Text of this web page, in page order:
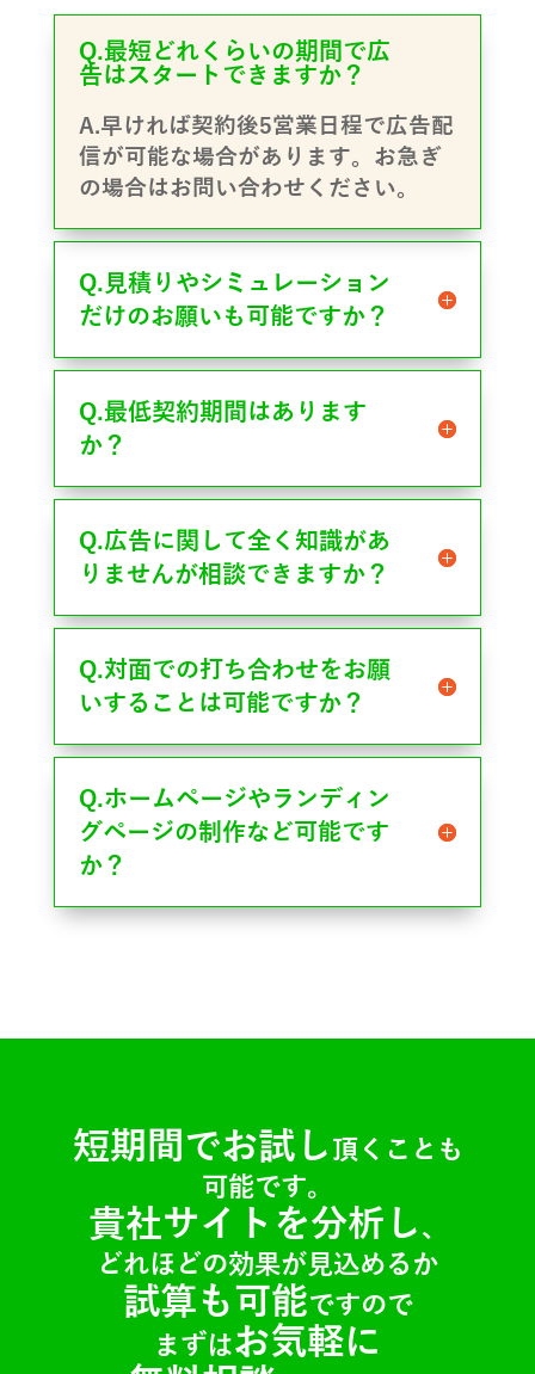
Q.最短どれくらいの期間で広
告はスタートできますか？
A.早ければ契約後5営業日程で広告配
信が可能な場合があります。お急ぎ
の場合はお問い合わせください。
Q.見積りやシミュレーション
だけのお願いも可能ですか？
Q.最低契約期間はあります
か？
Q.広告に関して全く知識があ
りませんが相談できますか？
Q.対面での打ち合わせをお願
いすることは可能ですか？
Q.ホームページやランディン
グページの制作など可能です
か？
短期間でお試し 頂くことも
可能です。
貴社サイトを分析し 、
どれほどの効果が見込めるか
試算も可能ですので
まずはお気軽に